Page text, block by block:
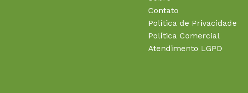
Contato
Política de Privacidade
Política Comercial
Atendimento LGPD